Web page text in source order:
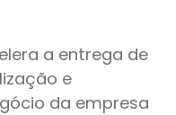
a entrega de
e
da empresa